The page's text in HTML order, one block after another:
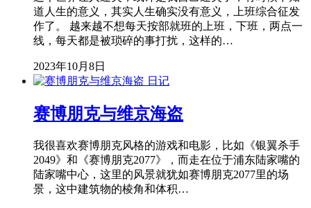
道人生的意义，其实人生确实没有意义，上班综合征发
作了。 越来越不想每天按部就班的上班，下班，两点一
线，每天都是被琐碎的事打扰，这样的…
2023年10月8日
日记
赛博朋克与维京海盗
我很喜欢赛博朋克风格的游戏和电影，比如《银翼杀手
2049》和《赛博朋克2077》，而走在位于浦东陆家嘴的
陆家嘴中心，这里的风景就犹如赛博朋克2077里的场
景，这中建筑物的棱角和体积…